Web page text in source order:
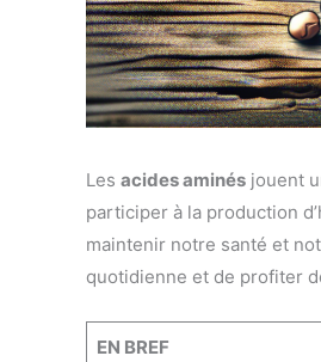
Les acides aminés jouent
participer à la production
maintenir notre santé et
quotidienne et de profiter
EN BREF